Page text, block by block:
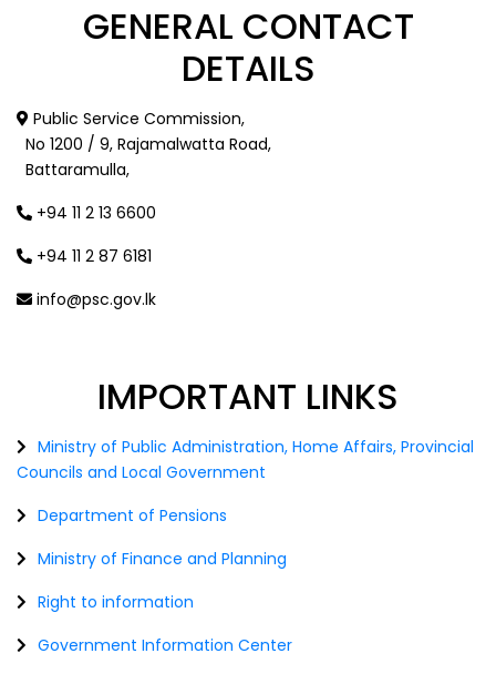
GENERAL CONTACT
DETAILS
Public Service Commission,
No 1200 / 9, Rajamalwatta Road,
Battaramulla,
+94 11 2 13 6600
+94 11 2 87 6181
info@psc.gov.lk
IMPORTANT LINKS
Ministry of Public Administration, Home Affairs, Provincial
Councils and Local Government
Department of Pensions
Ministry of Finance and Planning
Right to information
Government Information Center